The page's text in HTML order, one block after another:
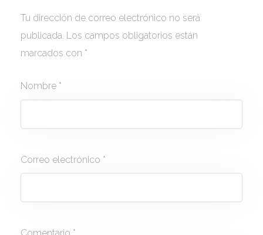
Tu dirección de correo electrónico no será
publicada. Los campos obligatorios están
marcados con *
Nombre *
Correo electrónico *